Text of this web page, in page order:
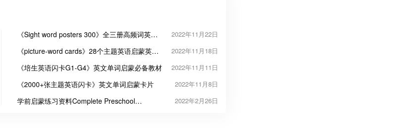
《Sight word posters 300》全三册高频词英语
2022年11月22日
《picture-word cards》28个主题英语启蒙英文
2022年11月18日
《培生英语闪卡G1-G4》英文单词启蒙必备教材 2022年11月11日
《2000+张主题英语闪卡》英文单词启蒙卡片 2022年11月8日
学前启蒙练习资料Complete Preschool
2022年2月26日